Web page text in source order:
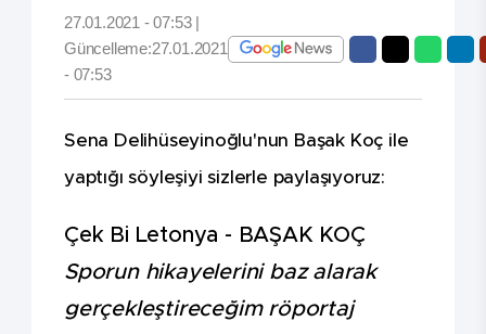
27.01.2021 - 07:53 |
Güncelleme:27.01.2021
- 07:53
Sena Delihüseyinoğlu'nun Başak Koç ile
yaptığı söyleşiyi sizlerle paylaşıyoruz:
Çek Bi Letonya - BAŞAK KOÇ
Sporun hikayelerini baz alarak
gerçekleştireceğim röportaj